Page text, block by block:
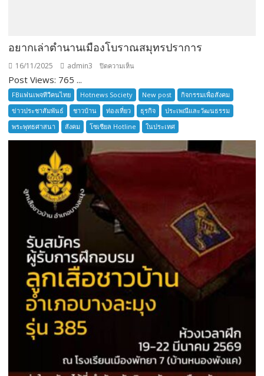
อยากเล่าตำนานเมืองโบราณสมุทรปราการ
16/11/2025 admin3 ปิดความเห็น
เล่า
ตำนาน
เมือง
โบราณ
สมุทรปราการ
Post Views: 765 ...
FBแฟนเพจทีวีคนไทย Hotnews Society New post
กิจกรรมเพื่อสังคม
ข่าวประชาสัมพันธ์
ชาวบ้าน ท่องเที่ยว ธุรกิจ
ประเพณีและวัฒนธรรม
พระพุทธศาสนา
สังคม โซเซียล Hotline ในประเทศ